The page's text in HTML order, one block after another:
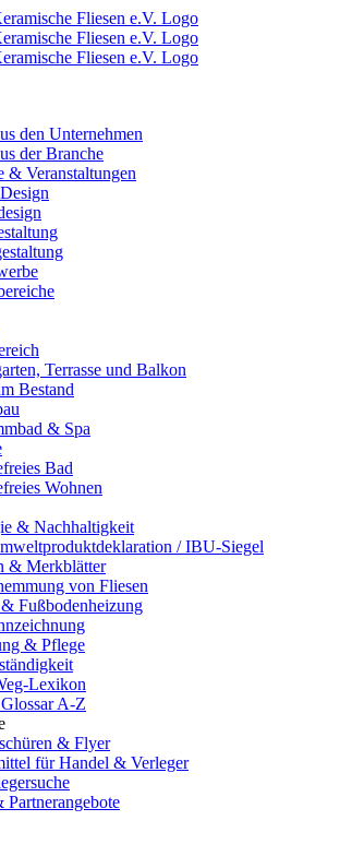
den Unternehmen
der Branche
& Veranstaltungen
Terrasse und Balkon
Bestand
& Spa
Bad
Wohnen
& Nachhaltigkeit
/ IBU-Siegel
& Merkblätter
von Fliesen
Fußbodenheizung
& Pflege
Lexikon
A-Z
& Flyer
für Handel & Verleger